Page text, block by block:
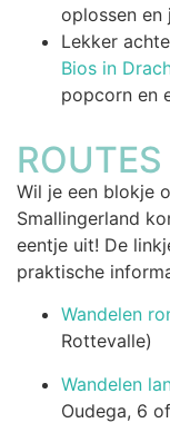
oplossen en
Lekker
Bios in
popcorn en
ROUTES
Wil je een blokje
Smallingerland
eentje uit! De
praktische
Wandelen
Rottevalle)
Wandelen
Oudega, 6